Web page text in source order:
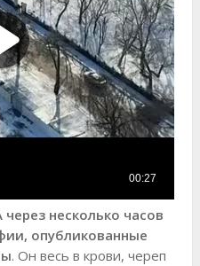
через несколько часов
опубликованные
. Он весь в крови, череп